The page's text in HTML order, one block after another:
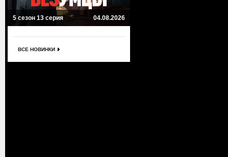
5 сезон 13 серия 04.08.2026
ВСЕ НОВИНКИ